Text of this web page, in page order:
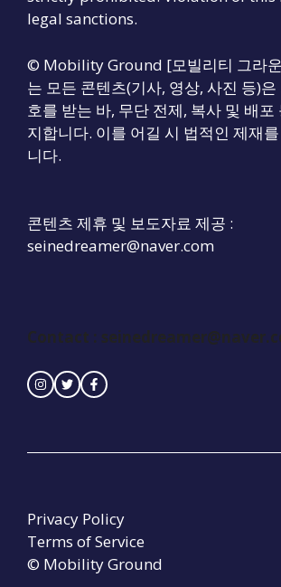
legal sanctions.
© Mobility Ground [모빌리티 그라
는 모든 콘텐츠(기사, 영상, 사진 등)
호를 받는 바, 무단 전제, 복사 및 배포
지합니다. 이를 어길 시 법적인 제재
니다.
콘텐츠 제휴 및 보도자료 제공 :
seinedreamer@naver.com
Contact :
© Mobility Ground
Privacy Policy
Terms of Service